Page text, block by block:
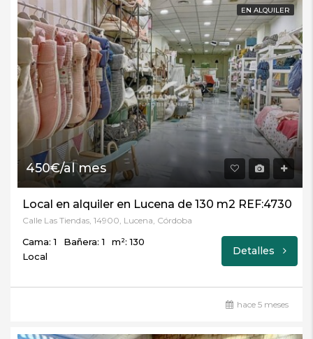
EN ALQUILER
450€/al mes
Local en alquiler en Lucena de 130 m2 REF:4730
Calle Las Tiendas, 14900, Lucena, Córdoba
Cama: 1 Bañera: 1
m²: 130
Local
Detalles
hace 5 meses